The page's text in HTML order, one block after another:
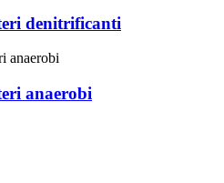
denitrificanti
anaerobi